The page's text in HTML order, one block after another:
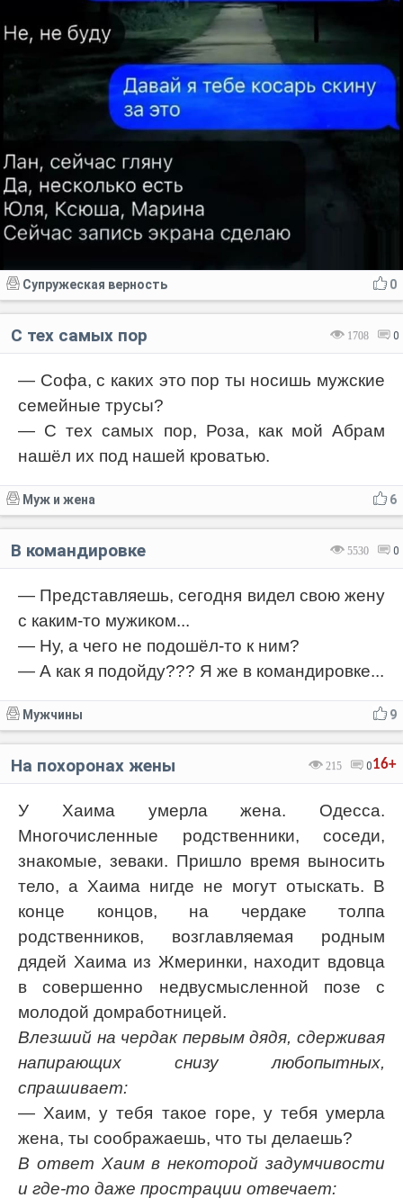
0
Супружеская верность
1708 0
С тех самых пор
— Софа, с каких это пор ты носишь мужские
семейные трусы?
— С тех самых пор, Роза, как мой Абрам
нашёл их под нашей кроватью.
6
Муж и жена
5530 0
В командировке
— Представляешь, сегодня видел свою жену
с каким-то мужиком...
— Ну, а чего не подошёл-то к ним?
— А как я подойду??? Я же в командировке...
9
Мужчины
16+
215 0
На похоронах жены
У Хаима умерла жена. Одесса.
Многочисленные родственники, соседи,
знакомые, зеваки. Пришло время выносить
тело, а Хаима нигде не могут отыскать. В
конце концов, на чердаке толпа
родственников, возглавляемая родным
дядей Хаима из Жмеринки, находит вдовца
в совершенно недвусмысленной позе с
молодой домработницей.
Влезший на чердак первым дядя, сдерживая
напирающих снизу любопытных,
спрашивает:
— Хаим, у тебя такое горе, у тебя умерла
жена, ты соображаешь, что ты делаешь?
В ответ Хаим в некоторой задумчивости
и где-то даже прострации отвечает: